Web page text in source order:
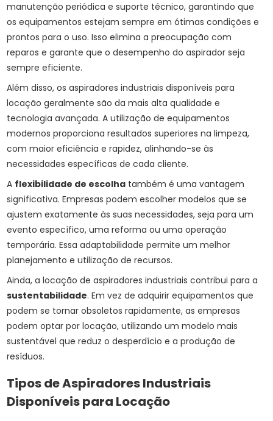
manutenção periódica e suporte técnico, garantindo que
os equipamentos estejam sempre em ótimas condições e
prontos para o uso. Isso elimina a preocupação com
reparos e garante que o desempenho do aspirador seja
sempre eficiente.
Além disso, os aspiradores industriais disponíveis para
locação geralmente são da mais alta qualidade e
tecnologia avançada. A utilização de equipamentos
modernos proporciona resultados superiores na limpeza,
com maior eficiência e rapidez, alinhando-se às
necessidades específicas de cada cliente.
A flexibilidade de escolha também é uma vantagem
significativa. Empresas podem escolher modelos que se
ajustem exatamente às suas necessidades, seja para um
evento específico, uma reforma ou uma operação
temporária. Essa adaptabilidade permite um melhor
planejamento e utilização de recursos.
Ainda, a locação de aspiradores industriais contribui para a
sustentabilidade. Em vez de adquirir equipamentos que
podem se tornar obsoletos rapidamente, as empresas
podem optar por locação, utilizando um modelo mais
sustentável que reduz o desperdício e a produção de
resíduos.
Tipos de Aspiradores Industriais
Disponíveis para Locação